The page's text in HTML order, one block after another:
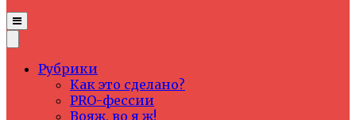
Рубрики
Как это сделано?
PRO-фессии
Вояж, во я ж!